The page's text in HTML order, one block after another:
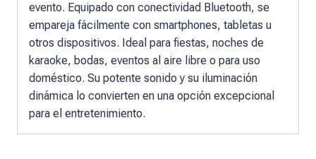
evento. Equipado con conectividad Bluetooth, se
empareja fácilmente con smartphones, tabletas u
otros dispositivos. Ideal para fiestas, noches de
karaoke, bodas, eventos al aire libre o para uso
doméstico. Su potente sonido y su iluminación
dinámica lo convierten en una opción excepcional
para el entretenimiento.